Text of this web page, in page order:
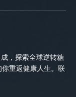
，探索全球逆转糖
重返健康人生。联